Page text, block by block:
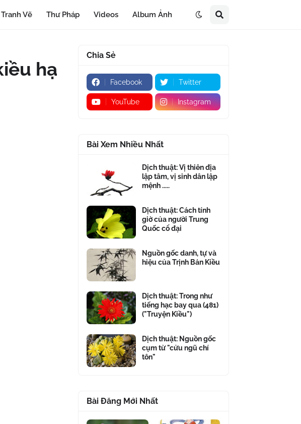
Tranh Vẽ Thư Pháp Videos Album Ảnh
hạ
Chia Sẻ
Facebook Twitter
YouTube Instagram
Bài Xem Nhiều Nhất
Dịch thuật: Vị thiên địa
lập tâm, vị sinh dân lập
mệnh .....
Dịch thuật: Cách tính
giờ của người Trung
Quốc cổ đại
Nguồn gốc danh, tự và
hiệu của Trịnh Bản Kiều
Dịch thuật: Trong như
tiếng hạc bay qua (481)
("Truyện Kiều")
Dịch thuật: Nguồn gốc
cụm từ "cửu ngũ chí
tôn"
Bài Đăng Mới Nhất